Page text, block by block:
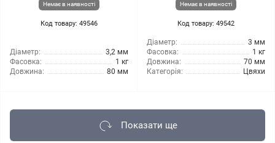
Немає в наявності
Код товару: 49546
Діаметр:
3,2 мм
Фасовка:
1 кг
Довжина:
80 мм
Немає в наявності
Код товару: 49542
Діаметр:
3 мм
Фасовка:
1 кг
Довжина:
70 мм
Категорія:
Цвяхи
Показати ще